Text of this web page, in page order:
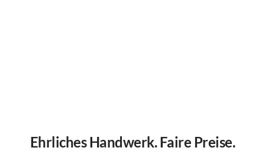
Ehrliches Handwerk. Faire Preise.